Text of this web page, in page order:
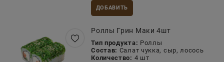
ДОБАВИТЬ
Роллы Грин Маки 4шт
Тип продукта: Роллы
Состав: Салат чукка, сыр, лосось
Количество: 4 шт